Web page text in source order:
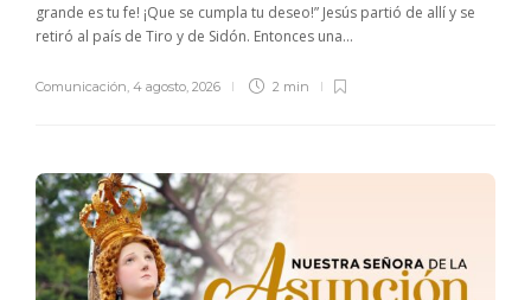
grande es tu fe! ¡Que se cumpla tu deseo!” Jesús partió de allí y se
retiró al país de Tiro y de Sidón. Entonces una...
Comunicación, 4 agosto, 2026 2 min